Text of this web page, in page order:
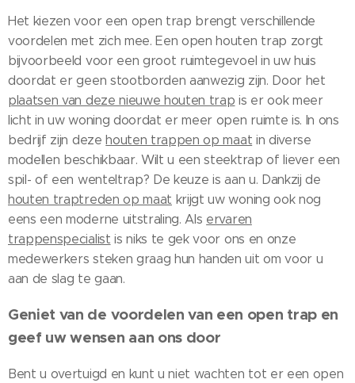
Het kiezen voor een open trap brengt verschillende
voordelen met zich mee. Een open houten trap zorgt
bijvoorbeeld voor een groot ruimtegevoel in uw huis
doordat er geen stootborden aanwezig zijn. Door het
plaatsen van deze nieuwe houten trap is er ook meer
licht in uw woning doordat er meer open ruimte is. In ons
bedrijf zijn dezehouten trappen op maat in diverse
modellen beschikbaar. Wilt u een steektrap of liever een
spil- of een wenteltrap? De keuze is aan u. Dankzij de
houten traptreden op maat krijgt uw woning ook nog
eens een moderne uitstraling. Als ervaren
trappenspecialist is niks te gek voor ons en onze
medewerkers steken graag hun handen uit om voor u
aan de slag te gaan.
Geniet van de voordelen van een open trap en
geef uw wensen aan ons door
Bent u overtuigd en kunt u niet wachten tot er een open